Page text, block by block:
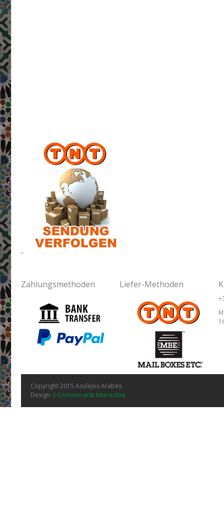
"
Zahlungsmethoden Liefer-Methoden
Copyright 2015 Azulejos Arabes.
Design: E-Comunicarte Interactiva